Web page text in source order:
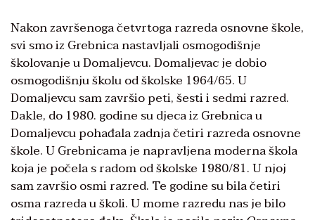
Nakon završenoga četvrtoga razreda osnovne škole,
svi smo iz Grebnica nastavljali osmogodišnje
školovanje u Domaljevcu. Domaljevac je dobio
osmogodišnju školu od školske 1964/65. U
Domaljevcu sam završio peti, šesti i sedmi razred.
Dakle, do 1980. godine su djeca iz Grebnica u
Domaljevcu pohađala zadnja četiri razreda osnovne
škole. U Grebnicama je napravljena moderna škola
koja je počela s radom od školske 1980/81. U njoj
sam završio osmi razred. Te godine su bila četiri
osma razreda u školi. U mome razredu nas je bilo